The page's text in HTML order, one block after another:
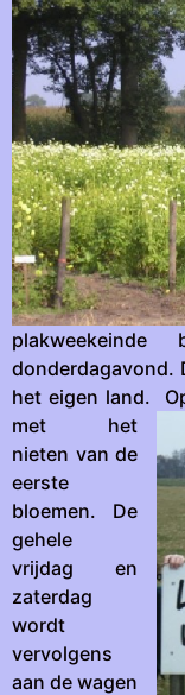
donderdagavond.
het eigen land.
met het
nieten van de
eerste
bloemen. De
gehele
vrijdag en
zaterdag
wordt
vervolgens
aan de wagen